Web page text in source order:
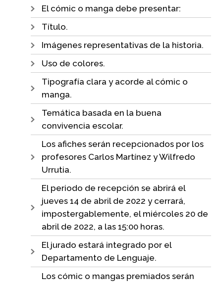
El cómic o manga debe presentar:
Título.
Imágenes representativas de la historia.
Uso de colores.
Tipografía clara y acorde al cómic o
manga.
Temática basada en la buena
convivencia escolar.
Los afiches serán recepcionados por los
profesores Carlos Martínez y Wilfredo
Urrutia.
El periodo de recepción se abrirá el
jueves 14 de abril de 2022 y cerrará,
impostergablemente, el miércoles 20 de
abril de 2022, a las 15:00 horas.
El jurado estará integrado por el
Departamento de Lenguaje.
Los cómic o mangas premiados serán